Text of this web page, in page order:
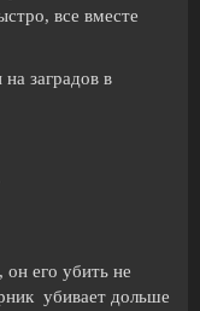
все вместе
заградов в
он его убить не
убивает дольше